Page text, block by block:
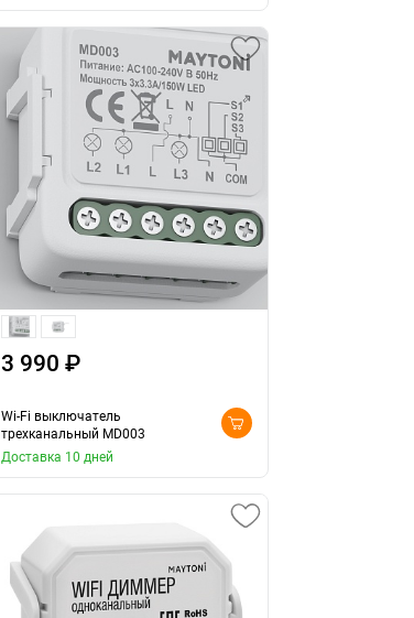
3 990 ₽
Wi-Fi выключатель
трехканальный MD003
Доставка 10 дней